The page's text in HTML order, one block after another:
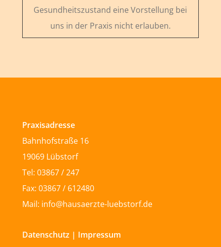
Gesundheitszustand eine Vorstellung bei
uns in der Praxis nicht erlauben.
Praxisadresse
Bahnhofstraße 16
19069 Lübstorf
Tel: 03867 / 247
Fax: 03867 / 612480
Mail: info@hausaerzte-luebstorf.de
Datenschutz | Impressum